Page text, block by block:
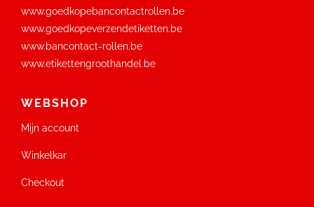
www.goedkopebancontactrollen.be
www.goedkopeverzendetiketten.be
www.bancontact-rollen.be
www.etikettengroothandel.be
WEBSHOP
Mijn account
Winkelkar
Checkout